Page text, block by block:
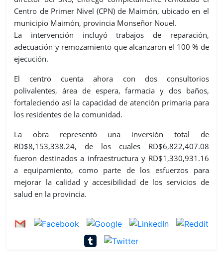
Centro de Primer Nivel (CPN) de Maimón, ubicado en el
municipio Maimón, provincia Monseñor Nouel.
La intervención incluyó trabajos de reparación,
adecuación y remozamiento que alcanzaron el 100 % de
ejecución.
El centro cuenta ahora con dos consultorios
polivalentes, área de espera, farmacia y dos baños,
fortaleciendo así la capacidad de atención primaria para
los residentes de la comunidad.
La obra representó una inversión total de
RD$8,153,338.24, de los cuales RD$6,822,407.08
fueron destinados a infraestructura y RD$1,330,931.16
a equipamiento, como parte de los esfuerzos para
mejorar la calidad y accesibilidad de los servicios de
salud en la provincia.